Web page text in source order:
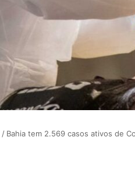
/ Bahia tem 2.569 casos ativos de